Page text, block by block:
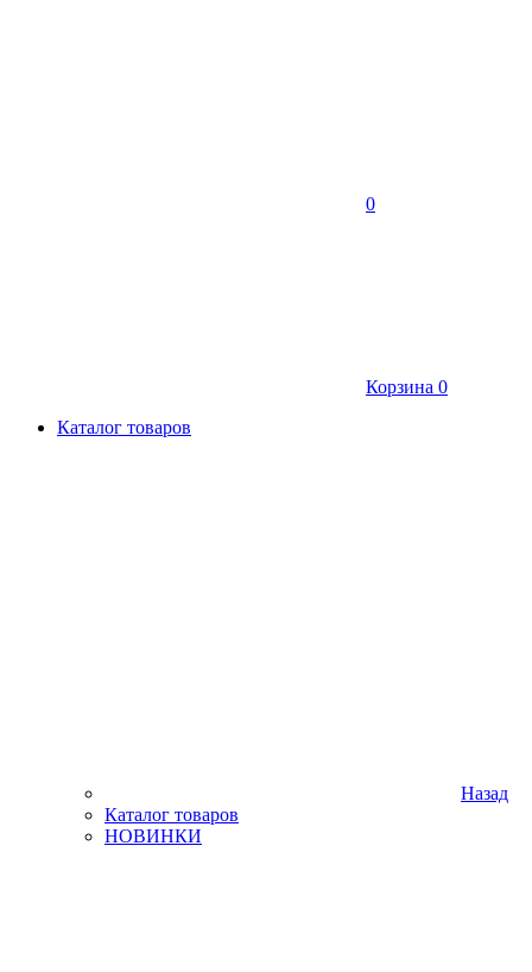
0
Корзина 0
Каталог товаров
Назад
Каталог товаров
НОВИНКИ